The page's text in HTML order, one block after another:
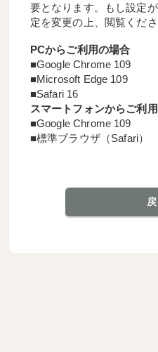
要となります。もし設定
定を変更の上、閲覧くださ
PCからご利用の場合
Google Chrome 109
Microsoft Edge 109
Safari 16
スマートフォンからご利
Google Chrome 109
標準ブラウザ（Safari）